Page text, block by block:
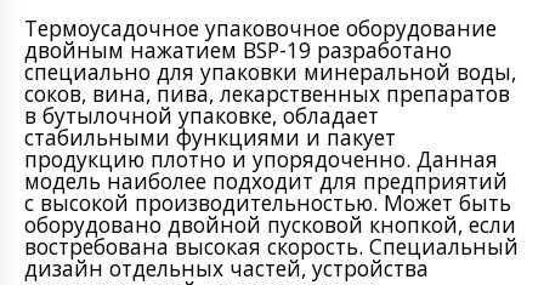
Термоусадочное упаковочное оборудование
двойным нажатием BSP-19 разработано
специально для упаковки минеральной воды,
соков, вина, пива, лекарственных препаратов
в бутылочной упаковке, обладает
стабильными функциями и пакует
продукцию плотно и упорядоченно. Данная
модель наиболее подходит для предприятий
с высокой производительностью. Может быть
оборудовано двойной пусковой кнопкой, если
востребована высокая скорость. Специальный
дизайн отдельных частей, устройства